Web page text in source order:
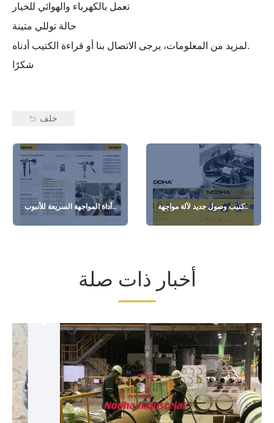
تعمل بالكهرباء والهوائي للخيار
حالة توللي متينة
لمزيد من المعلومات، يرجى الاتصال بنا أو قراءة الكتيب أدناه.
شكرًا
خلف
أداة المواجهة السريعة للأنبوب
TF40 لمبادل الحرارة
كتيب وصول جديد لآلة مواجهة
أخبار ذات صلة